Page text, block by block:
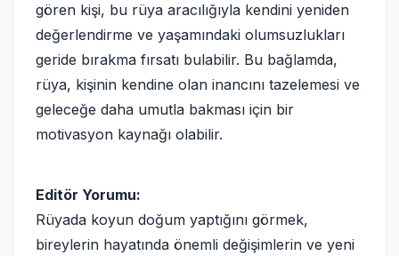
gören kişi, bu rüya aracılığıyla kendini yeniden
değerlendirme ve yaşamındaki olumsuzlukları
geride bırakma fırsatı bulabilir. Bu bağlamda,
rüya, kişinin kendine olan inancını tazelemesi ve
geleceğe daha umutla bakması için bir
motivasyon kaynağı olabilir.
Editör Yorumu:
Rüyada koyun doğum yaptığını görmek,
bireylerin hayatında önemli değişimlerin ve yeni